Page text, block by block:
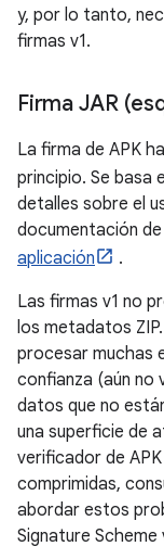
y, por lo tanto,
firmas v1.
Firma JAR
La firma de APK
principio. Se basa
detalles sobre el
documentación
aplicación
.
Las firmas v1 no
los metadatos
procesar muchas
confianza (aún no
datos que no
una superficie de
verificador de
comprimidas,
abordar estos
Signature Scheme